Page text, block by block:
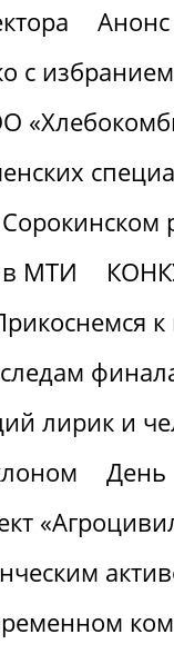
с
в МТИ
лирик и
День